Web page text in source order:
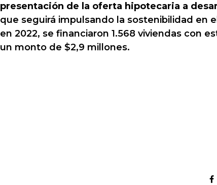
presentación de la oferta hipotecaria a
que seguirá impulsando la sostenibilidad en
en 2022, se financiaron 1.568 viviendas con
un monto de $2,9 millones.